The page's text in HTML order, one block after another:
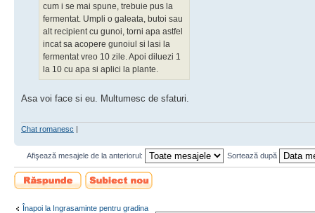
cum i se mai spune, trebuie pus la
fermentat. Umpli o galeata, butoi sau
alt recipient cu gunoi, torni apa astfel
incat sa acopere gunoiul si lasi la
fermentat vreo 10 zile. Apoi diluezi 1
la 10 cu apa si aplici la plante.
Asa voi face si eu. Multumesc de sfaturi.
Chat romanesc
Afişează mesajele de la anteriorul: Sortează după
Scrie un răspuns
Scrie un subiect
nou
Înapoi la Ingrasaminte pentru gradina